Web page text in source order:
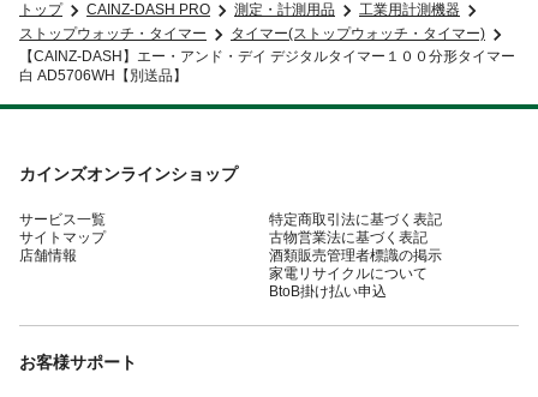
トップ CAINZ-DASH PRO 測定・計測用品
工業用計測機器
ストップウォッチ・タイマー
タイマー(ストップウォッチ・タイマー)
【CAINZ-DASH】エー・アンド・デイ デジタルタイマー１００分形タイマー
白 AD5706WH【別送品】
カインズオンラインショップ
サービス一覧
サイトマップ
店舗情報
特定商取引法に基づく表記
古物営業法に基づく表記
酒類販売管理者標識の掲示
家電リサイクルについて
BtoB掛け払い申込
お客様サポート